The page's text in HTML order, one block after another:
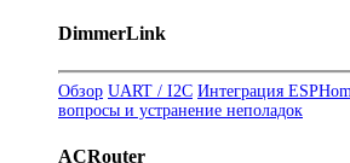
DimmerLink
Обзор UART / I2C Интеграция
вопросы и устранение неполадок
ACRouter